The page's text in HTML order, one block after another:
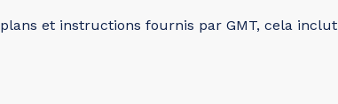
et instructions fournis par GMT, cela